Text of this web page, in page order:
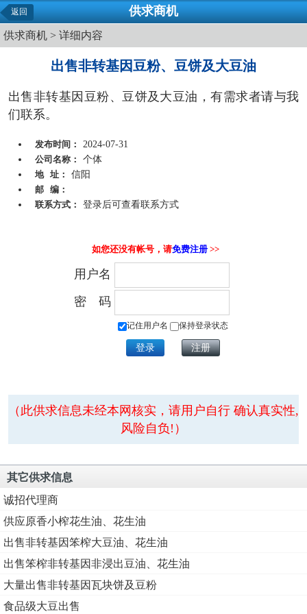
返回 供求商机
供求商机 > 详细内容
出售非转基因豆粉、豆饼及大豆油
出售非转基因豆粉、豆饼及大豆油，有需求者请与我
们联系。
发布时间：
2024-07-31
公司名称：
个体
地 址：
信阳
邮 编：
联系方式：
登录后可查看联系方式
如您还没有帐号，请免费注册>>
用户名
密 码
记住用户名 保持登录状态
（此供求信息未经本网核实，请用户自行 确认真实性,
风险自负!）
其它供求信息
诚招代理商
供应原香小榨花生油、花生油
出售非转基因笨榨大豆油、花生油
出售笨榨非转基因非浸出豆油、花生油
大量出售非转基因瓦块饼及豆粉
食品级大豆出售